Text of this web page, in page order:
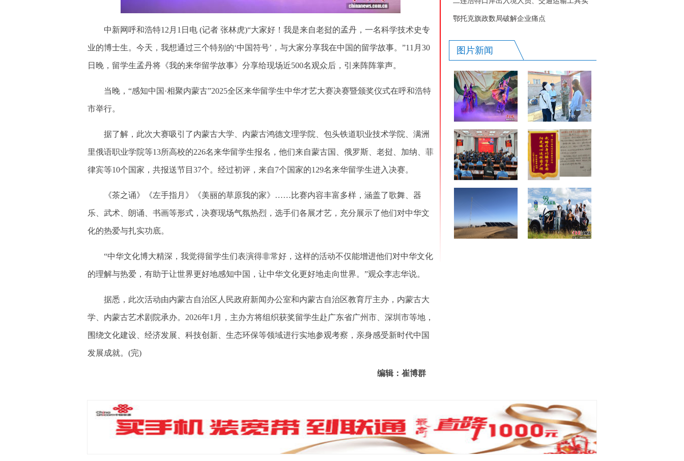
中新网呼和浩特12月1日电 (记者 张林虎)“大家好！我是来自老挝的孟丹，一名科学技术史专
业的博士生。今天，我想通过三个特别的‘中国符号’，与大家分享我在中国的留学故事。”11月30
日晚，留学生孟丹将《我的来华留学故事》分享给现场近500名观众后，引来阵阵掌声。
当晚，“感知中国·相聚内蒙古”2025全区来华留学生中华才艺大赛决赛暨颁奖仪式在呼和浩特
市举行。
据了解，此次大赛吸引了内蒙古大学、内蒙古鸿德文理学院、包头铁道职业技术学院、满洲
里俄语职业学院等13所高校的226名来华留学生报名，他们来自蒙古国、俄罗斯、老挝、加纳、菲
律宾等10个国家，共报送节目37个。经过初评，来自7个国家的129名来华留学生进入决赛。
《茶之诵》《左手指月》《美丽的草原我的家》……比赛内容丰富多样，涵盖了歌舞、器
乐、武术、朗诵、书画等形式，决赛现场气氛热烈，选手们各展才艺，充分展示了他们对中华文
化的热爱与扎实功底。
“中华文化博大精深，我觉得留学生们表演得非常好，这样的活动不仅能增进他们对中华文化
的理解与热爱，有助于让世界更好地感知中国，让中华文化更好地走向世界。”观众李志华说。
据悉，此次活动由内蒙古自治区人民政府新闻办公室和内蒙古自治区教育厅主办，内蒙古大
学、内蒙古艺术剧院承办。2026年1月，主办方将组织获奖留学生赴广东省广州市、深圳市等地，
围绕文化建设、经济发展、科技创新、生态环保等领域进行实地参观考察，亲身感受新时代中国
发展成就。(完)
编辑：崔博群
现“双突破”
鄂托克旗政数局破解企业痛点
图片新闻